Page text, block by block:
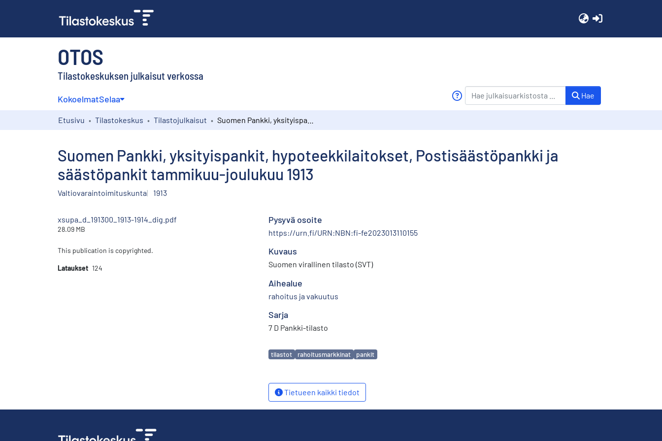
OTOS
Tilastokeskuksen julkaisut verkossa
KokoelmatSelaa Hae
Etusivu Tilastokeskus Tilastojulkaisut
Suomen Pankki, yksityispankit, hypoteekkilaitokset, Postisäästöpankki ja
säästöpankit tammikuu-joulukuu 1913
Valtiovaraintoimituskunta 1913
xsupa_d_191300_1913-1914_dig.pdf
28.09 MB
This publication is copyrighted.
Lataukset 124
Pysyvä osoite
https://urn.fi/URN:NBN:fi-fe2023013110155
Kuvaus
Suomen virallinen tilasto (SVT)
Aihealue
rahoitus ja vakuutus
Sarja
7 D Pankki-tilasto
Avainsanat
tilastot rahoitusmarkkinat pankit
Tietueen kaikki tiedot